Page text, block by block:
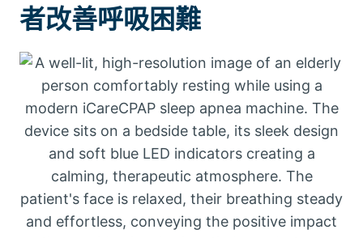
者改善呼吸困難